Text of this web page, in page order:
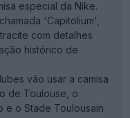
especial da Nike.
'Capitolium',
com detalhes
histórico de
vão usar a camisa
de Toulouse, o
e o Stade Toulousain